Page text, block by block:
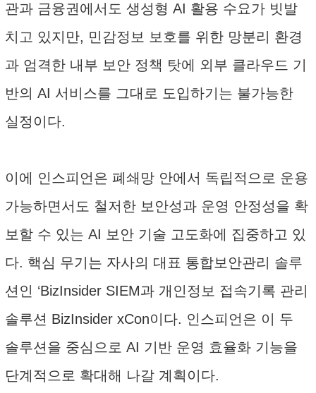
관과 금융권에서도 생성형 AI 활용 수요가 빗발
치고 있지만, 민감정보 보호를 위한 망분리 환경
과 엄격한 내부 보안 정책 탓에 외부 클라우드 기
반의 AI 서비스를 그대로 도입하기는 불가능한
실정이다.
이에 인스피언은 폐쇄망 안에서 독립적으로 운용
가능하면서도 철저한 보안성과 운영 안정성을 확
보할 수 있는 AI 보안 기술 고도화에 집중하고 있
다. 핵심 무기는 자사의 대표 통합보안관리 솔루
션인 ‘BizInsider SIEM과 개인정보 접속기록 관리
솔루션 BizInsider xCon이다. 인스피언은 이 두
솔루션을 중심으로 AI 기반 운영 효율화 기능을
단계적으로 확대해 나갈 계획이다.